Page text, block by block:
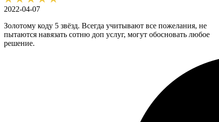
2022-04-07
Золотому коду 5 звёзд. Всегда учитывают все пожелания, не
пытаются навязать сотню доп услуг, могут обосновать любое
решение.